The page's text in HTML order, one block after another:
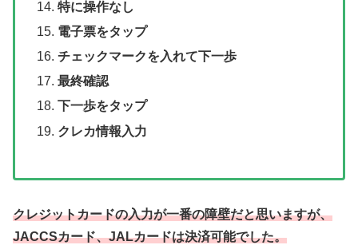
特に操作なし
電子票をタップ
チェックマークを入れて下一歩
最終確認
下一歩をタップ
クレカ情報入力
クレジットカードの入力が一番の障壁だと思いますが、
JACCSカード、JALカードは決済可能でした。